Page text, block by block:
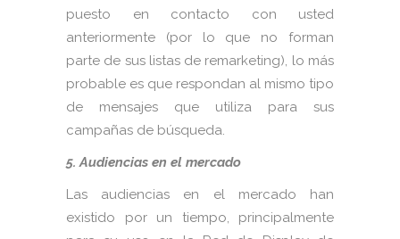
puesto en contacto con usted
anteriormente (por lo que no forman
parte de sus listas de remarketing), lo más
probable es que respondan al mismo tipo
de mensajes que utiliza para sus
campañas de búsqueda.
5. Audiencias en el mercado
Las audiencias en el mercado han
existido por un tiempo, principalmente